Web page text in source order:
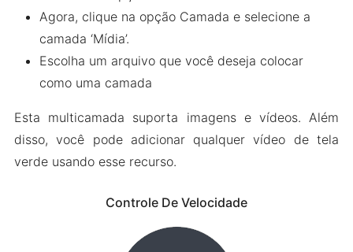
Agora, clique na opção Camada e selecione a
camada ‘Mídia’.
Escolha um arquivo que você deseja colocar
como uma camada
Esta multicamada suporta imagens e vídeos. Além
disso, você pode adicionar qualquer vídeo de tela
verde usando esse recurso.
Controle De Velocidade